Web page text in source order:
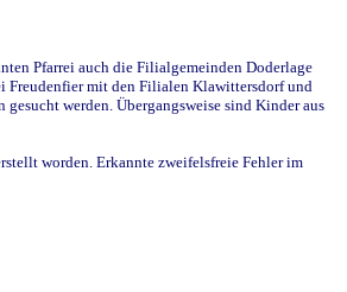
Pfarrei auch die Filialgemeinden Doderlage
Freudenfier mit den Filialen Klawittersdorf und
werden. Übergangsweise sind Kinder aus
worden. Erkannte zweifelsfreie Fehler im